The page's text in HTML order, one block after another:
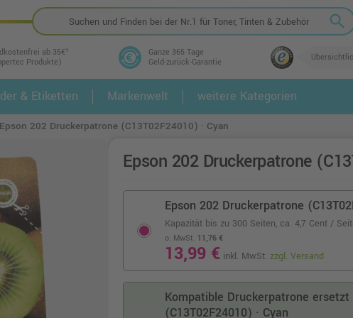
search
ab 35€¹
Produkte)
Ganze 365 Tage
Geld-zurück-Garantie
1. 2.
& Etiketten Markenwelt weitere Kategorien
Epson 202 Druckerpatrone (C13T02F24010) · Cyan
Epson 202 Druckerpatrone
Epson 202 Druckerpatrone
Kapazität bis zu 300 Seiten, ca. 4,7 Cent /
o. MwSt. 11,76 €
13,99 € inkl. MwSt. zzgl. Versand
Kompatible Druckerpatrone ersetzt
(C13T02F24010) · Cyan